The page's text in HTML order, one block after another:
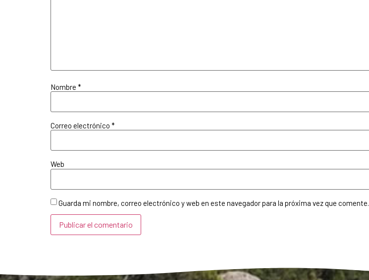
Nombre *
Correo electrónico *
Web
Guarda mi nombre, correo electrónico y web en este navegador para la próxima vez que comente.